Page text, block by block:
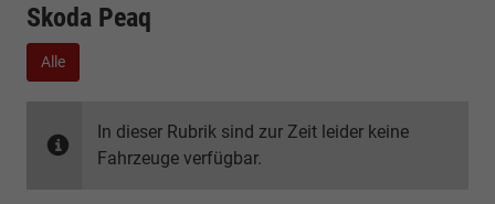
Skoda Peaq
Alle
In dieser Rubrik sind zur Zeit leider keine
Fahrzeuge verfügbar.